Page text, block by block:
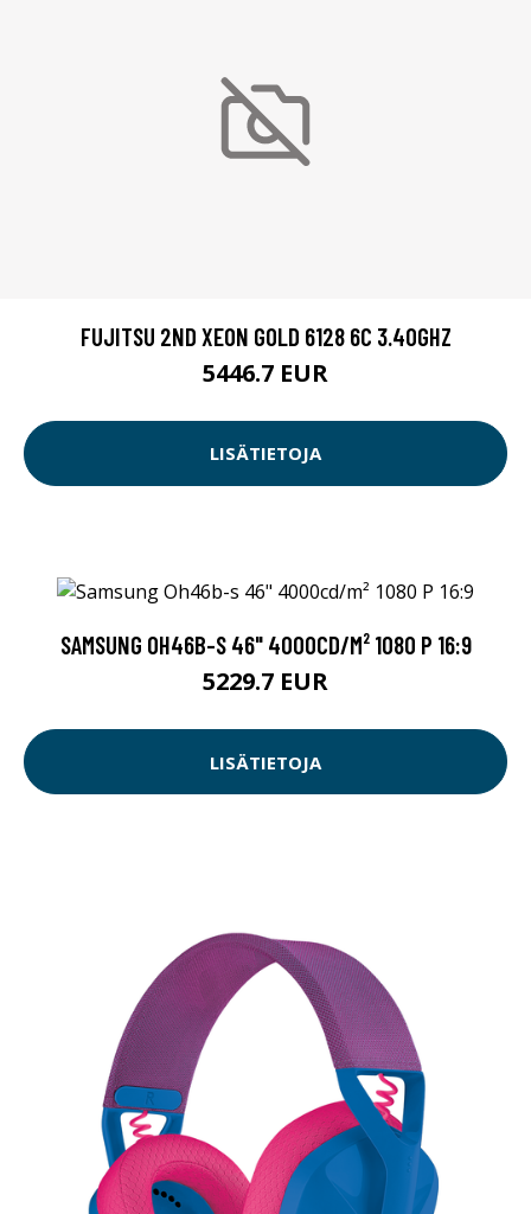
FUJITSU 2ND XEON GOLD 6128 6C 3.40GHZ
5446.7 EUR
LISÄTIETOJA
SAMSUNG OH46B-S 46" 4000CD/M² 1080 P 16:9
5229.7 EUR
LISÄTIETOJA